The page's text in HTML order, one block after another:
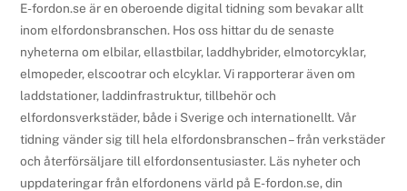
E-fordon.se är en oberoende digital tidning som bevakar allt
inom elfordonsbranschen. Hos oss hittar du de senaste
nyheterna om elbilar, ellastbilar, laddhybrider, elmotorcyklar,
elmopeder, elscootrar och elcyklar. Vi rapporterar även om
laddstationer, laddinfrastruktur, tillbehör och
elfordonsverkstäder, både i Sverige och internationellt. Vår
tidning vänder sig till hela elfordonsbranschen – från verkstäder
och återförsäljare till elfordonsentusiaster. Läs nyheter och
uppdateringar från elfordonens värld på E-fordon.se, din